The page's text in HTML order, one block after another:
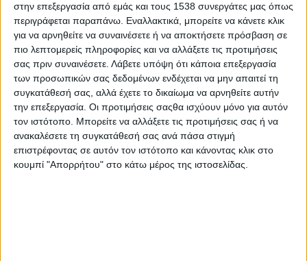
στην επεξεργασία από εμάς και τους 1538 συνεργάτες μας όπως
περιγράφεται παραπάνω. Εναλλακτικά, μπορείτε να κάνετε κλικ
για να αρνηθείτε να συναινέσετε ή να αποκτήσετε πρόσβαση σε
πιο λεπτομερείς πληροφορίες και να αλλάξετε τις προτιμήσεις
σας πριν συναινέσετε. Λάβετε υπόψη ότι κάποια επεξεργασία
των προσωπικών σας δεδομένων ενδέχεται να μην απαιτεί τη
συγκατάθεσή σας, αλλά έχετε το δικαίωμα να αρνηθείτε αυτήν
την επεξεργασία. Οι προτιμήσεις σαςθα ισχύουν μόνο για αυτόν
τον ιστότοπο. Μπορείτε να αλλάξετε τις προτιμήσεις σας ή να
ανακαλέσετε τη συγκατάθεσή σας ανά πάσα στιγμή
επιστρέφοντας σε αυτόν τον ιστότοπο και κάνοντας κλικ στο
κουμπί "Απορρήτου" στο κάτω μέρος της ιστοσελίδας.
εξαθλίωσης, ειδικά σε μια κρίσιμη για τους
εργαζόμενους και το λαό περίοδο, με εξελίξεις
τόσο εντός όσο και εκτός των συνόρων της χώρας,
με τους κομμουνιστές μπροστάρηδες σε κάθε
χώρο δουλειάς, γειτονιά των πόλεων και των
χωριών, σε κάθε χώρο εκπαίδευσης, όπου ζουν,
εργάζονται, δραστηριοποιούνται καθημερινά, οι
εργατοϋπάλληλοι, ο λαός και η νεολαία του σε όλη
την περιοχή.